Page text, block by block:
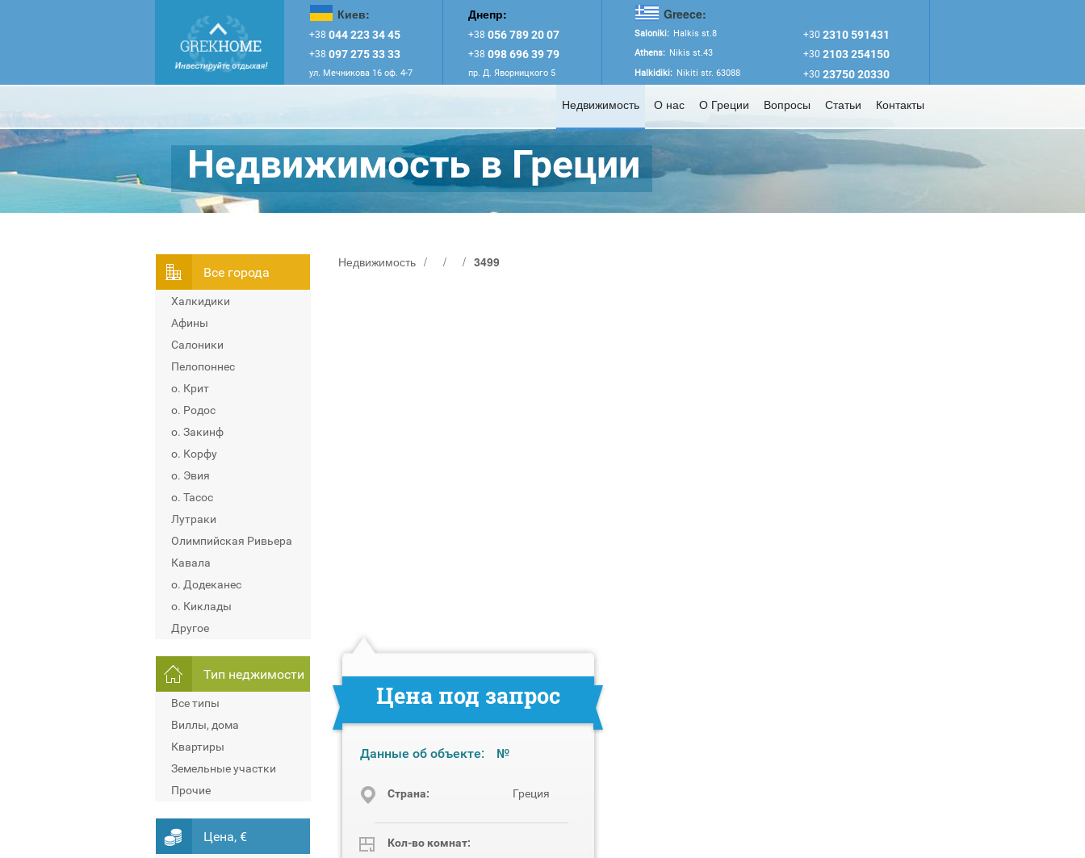
Киев: Днепр: Greece:
+38 044 223 34 45 +38 056 789 20 07 Saloniki: Halkis st.8 +30 2310 591431
+38 097 275 33 33 +38 098 696 39 79 Athens: Nikis st.43 +30 2103 254150
ул. Мечникова 16 оф. 4-7 пр. Д. Яворницкого 5 Halkidiki: Nikiti str. 63088 +30 23750 20330
Недвижимость О нас О Греции Вопросы Статьи Контакты
Недвижимость в Греции
Всe города
Халкидики
Афины
Салоники
Пелопоннес
о. Крит
о. Родос
о. Закинф
о. Корфу
о. Эвия
о. Тасос
Лутраки
Олимпийская Ривьера
Кавала
о. Додеканес
о. Киклады
Другое
Тип неджимости
Все типы
Виллы, дома
Квартиры
Земельные участки
Прочие
Цена, €
Недвижимость / / / 3499
Цена под запрос
Данные об объекте: №
Cтрана: Греция
Кол-во комнат: